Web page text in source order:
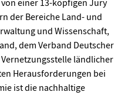
einer 13-köpfigen Jury
der Bereiche Land- und
und Wissenschaft,
dem Verband Deutscher
ländlicher
Herausforderungen bei
ist die nachhaltige